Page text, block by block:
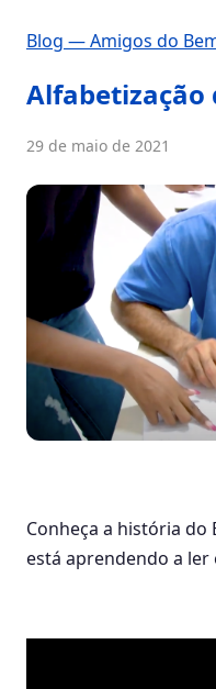
Blog — Amigos do
Alfabetização
29 de maio de 2021
Conheça a história do
está aprendendo a ler